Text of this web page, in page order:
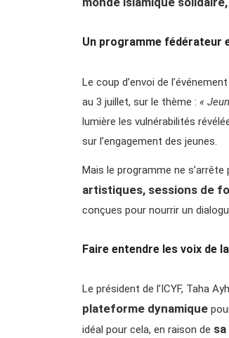
Un programme fédérateur
Le coup d’envoi de
au 3 juillet, sur le thème : «
lumière les vulnérabilités
sur l’engagement des jeunes.
Mais le programme ne s’arrête
artistiques, sessions de
conçues pour nourrir un
Faire entendre les voix de
Le président de l’ICYF, Taha
plateforme dynamique
idéal pour cela, en raison de